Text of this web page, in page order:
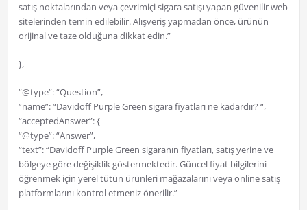
satış noktalarından veya çevrimiçi sigara satışı yapan güvenilir web
sitelerinden temin edilebilir. Alışveriş yapmadan önce, ürünün
orijinal ve taze olduğuna dikkat edin.”
},
“@type”: “Question”,
“name”: “Davidoff Purple Green sigara fiyatları ne kadardır? “,
“acceptedAnswer”: {
“@type”: “Answer”,
“text”: “Davidoff Purple Green sigaranın fiyatları, satış yerine ve
bölgeye göre değişiklik göstermektedir. Güncel fiyat bilgilerini
öğrenmek için yerel tütün ürünleri mağazalarını veya online satış
platformlarını kontrol etmeniz önerilir.”